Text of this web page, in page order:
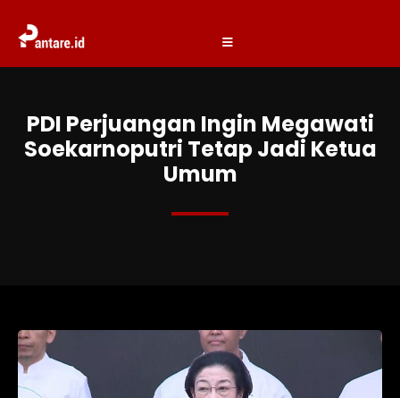
PDI Perjuangan Ingin Megawati
Soekarnoputri Tetap Jadi Ketua
Umum